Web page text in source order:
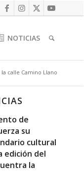
NOTICIAS
calle Camino Llano
de
su
cultural
edición del
la